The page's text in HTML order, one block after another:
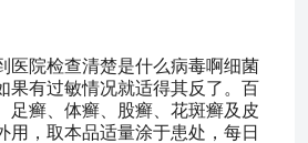
医院检查清楚是什么病毒啊细菌
果有过敏情况就适得其反了。百
足癣、体癣、股癣、花斑癣及皮
用，取本品适量涂于患处，每日